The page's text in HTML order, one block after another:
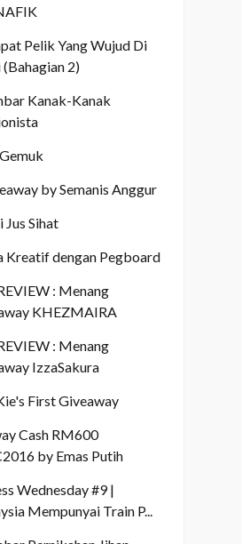
Pelik Yang Wujud Di
(Bahagian 2)
Kanak-Kanak
by Semanis Anggur
Jus Sihat
Kreatif dengan Pegboard
: Menang
KHEZMAIRA
: Menang
IzzaSakura
First Giveaway
Cash RM600
by Emas Putih
Wednesday #9 |
Mempunyai Train P...